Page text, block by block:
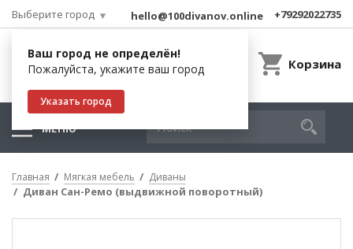
Выберите город
Ваш город не определён!
Пожалуйста, укажите ваш город
Указать город
hello@100divanov.online +79292022735
Корзина
МЕНЮ
Главная Мягкая мебель Диваны
Диван Сан-Ремо (выдвижной поворотный)